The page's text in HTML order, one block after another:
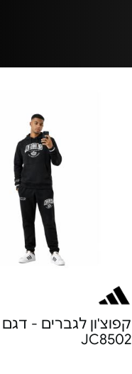
קפוצ'ון לגברים - דגם
JC8502